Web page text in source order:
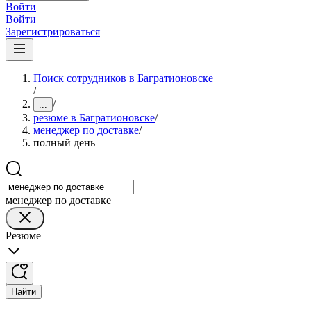
Войти
Войти
Зарегистрироваться
Поиск сотрудников в Багратионовске
/
... /
резюме в Багратионовске/
менеджер по доставке/
полный день
менеджер по доставке
Резюме
Найти